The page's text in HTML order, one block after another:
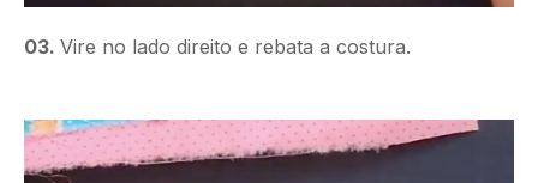
03. Vire no lado direito e rebata a costura.